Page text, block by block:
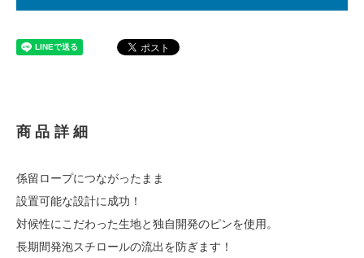
商品詳細
係留ロープにつながったまま
設置可能な設計に成功！
対候性にこだわった生地と独自開発のピンを使用。
長期間発泡スチロールの流出を防ぎます！